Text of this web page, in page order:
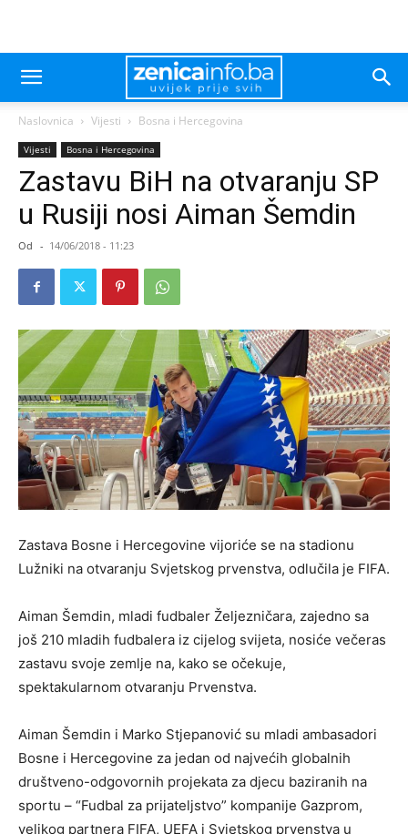
Naslovnica Vijesti Bosna i Hercegovina
Vijesti Bosna i Hercegovina
Zastavu BiH na otvaranju SP
u Rusiji nosi Aiman Šemdin
Od - 14/06/2018 - 11:23
Zastava Bosne i Hercegovine vijoriće se na stadionu
Lužniki na otvaranju Svjetskog prvenstva, odlučila je FIFA.
Aiman Šemdin, mladi fudbaler Željezničara, zajedno sa
još 210 mladih fudbalera iz cijelog svijeta, nosiće večeras
zastavu svoje zemlje na, kako se očekuje,
spektakularnom otvaranju Prvenstva.
Aiman Šemdin i Marko Stjepanović su mladi ambasadori
Bosne i Hercegovine za jedan od najvećih globalnih
društveno-odgovornih projekata za djecu baziranih na
sportu – “Fudbal za prijateljstvo” kompanije Gazprom,
velikog partnera FIFA, UEFA i Svjetskog prvenstva u